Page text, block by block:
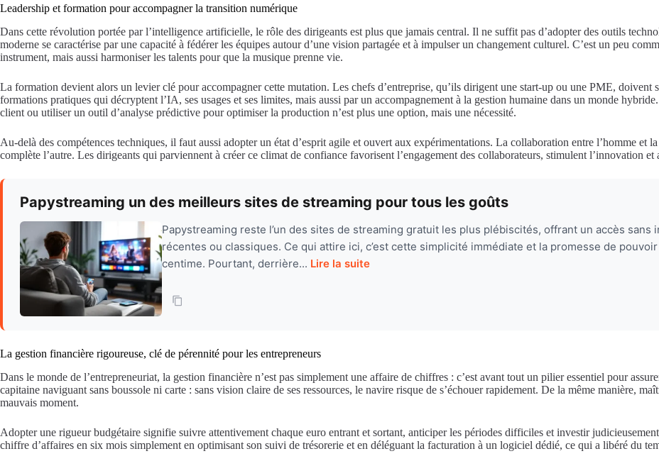
Leadership et formation pour accompagner la transition numérique
Dans cette révolution portée par l’intelligence artificielle, le rôle des dirigeants est plus que jamais central. Il ne suffit pas d’adopter des outils
moderne se caractérise par une capacité à fédérer les équipes autour d’une vision partagée et à impulser un changement culturel. C’est un peu
instrument, mais aussi harmoniser les talents pour que la musique prenne vie.
La formation devient alors un levier clé pour accompagner cette mutation. Les chefs d’entreprise, qu’ils dirigent une start-up ou une PME, doivent
formations pratiques qui décryptent l’IA, ses usages et ses limites, mais aussi par un accompagnement à la gestion humaine dans un monde
client ou utiliser un outil d’analyse prédictive pour optimiser la production n’est plus une option, mais une nécessité.
Au-delà des compétences techniques, il faut aussi adopter un état d’esprit agile et ouvert aux expérimentations. La collaboration entre l’homme et
complète l’autre. Les dirigeants qui parviennent à créer ce climat de confiance favorisent l’engagement des collaborateurs, stimulent l’innovation
Papystreaming un des meilleurs sites de streaming pour tous les goûts
Papystreaming reste l’un des sites de streaming gratuit les plus plébiscités, offrant un accès
récentes ou classiques. Ce qui attire ici, c’est cette simplicité immédiate et la promesse de
centime. Pourtant, derrière... Lire la suite
La gestion financière rigoureuse, clé de pérennité pour les entrepreneurs
Dans le monde de l’entrepreneuriat, la gestion financière n’est pas simplement une affaire de chiffres : c’est avant tout un pilier essentiel pour
capitaine naviguant sans boussole ni carte : sans vision claire de ses ressources, le navire risque de s’échouer rapidement. De la même manière,
mauvais moment.
Adopter une rigueur budgétaire signifie suivre attentivement chaque euro entrant et sortant, anticiper les périodes difficiles et investir
chiffre d’affaires en six mois simplement en optimisant son suivi de trésorerie et en déléguant la facturation à un logiciel dédié, ce qui a libéré du